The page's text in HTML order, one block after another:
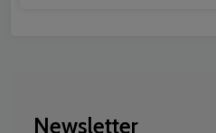
Newsletter